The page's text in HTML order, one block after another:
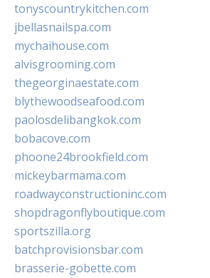
tonyscountrykitchen.com
jbellasnailspa.com
mychaihouse.com
alvisgrooming.com
thegeorginaestate.com
blythewoodseafood.com
paolosdelibangkok.com
bobacove.com
phoone24brookfield.com
mickeybarmama.com
roadwayconstructioninc.com
shopdragonflyboutique.com
sportszilla.org
batchprovisionsbar.com
brasserie-gobette.com